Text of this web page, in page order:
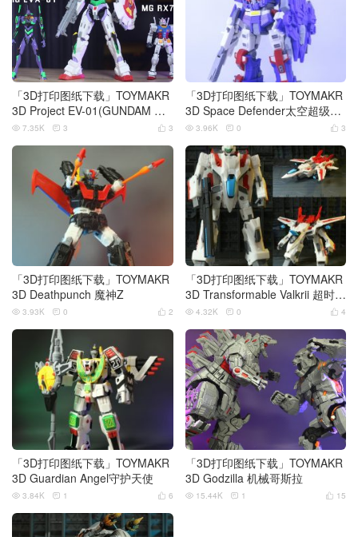
「3D打印图纸下载」TOYMAKR
3D Project EV-01(GUNDAM RX
78-2 X EVANGELION 01)
 3
 7.35K  3
「3D打印图纸下载」TOYMAKR
3D Space Defender太空超级佐
德
 3
 3.96K  0
「3D打印图纸下载」TOYMAKR
3D Deathpunch 魔神Z
 2
 3.93K  0
「3D打印图纸下载」TOYMAKR
3D Transformable Valkrii 超时空
要塞
 4
 4.32K  0
「3D打印图纸下载」TOYMAKR
3D Guardian Angel守护天使
 6
 3.84K  1
「3D打印图纸下载」TOYMAKR
3D Godzilla 机械哥斯拉
 15
 15.44K  1